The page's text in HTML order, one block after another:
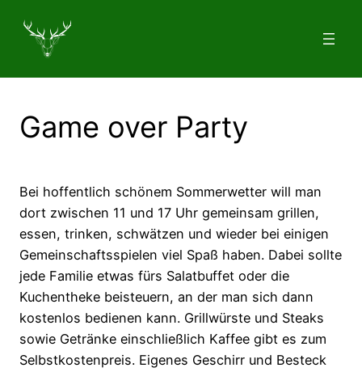
Inhalt
springen
Game over Party
Bei hoffentlich schönem Sommerwetter will man
dort zwischen 11 und 17 Uhr gemeinsam grillen,
essen, trinken, schwätzen und wieder bei einigen
Gemeinschaftsspielen viel Spaß haben. Dabei sollte
jede Familie etwas fürs Salatbuffet oder die
Kuchentheke beisteuern, an der man sich dann
kostenlos bedienen kann. Grillwürste und Steaks
sowie Getränke einschließlich Kaffee gibt es zum
Selbstkostenpreis. Eigenes Geschirr und Besteck